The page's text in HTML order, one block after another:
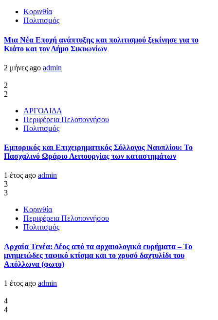
Κορινθία
Πολιτισμός
Μια Νέα Εποχή ανάπτυξης και πολιτισμού ξεκίνησε για το
Κιάτο και τον Δήμο Σικυωνίων
2 μήνες ago admin
2
2
ΑΡΓΟΛΙΔΑ
Περιφέρεια Πελοποννήσου
Πολιτισμός
Εμπορικός και Επιχειρηματικός Σύλλογος Ναυπλίου: Το
Πασχαλινό Ωράριο Λειτουργίας των καταστημάτων
1 έτος ago admin
3
3
Κορινθία
Περιφέρεια Πελοποννήσου
Πολιτισμός
Αρχαία Τενέα: Δέος από τα αρχαιολογικά ευρήματα – Το
μνημειώδες ταφικό κτίσμα και το χρυσό δαχτυλίδι του
Απόλλωνα (φωτο)
1 έτος ago admin
4
4